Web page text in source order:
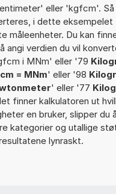
eller 'kgfcm'. Så
i dette
måleenheter. Du kan
angi verdien du vil
i MNm' eller '79
= MNm' eller '98
' eller '77
finner kalkulatoren ut
en bruker, slipper
kategorier og utallige
lynraskt.